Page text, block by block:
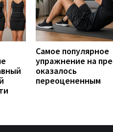
Самое популярное
упражнение на
оказалось
переоцененным